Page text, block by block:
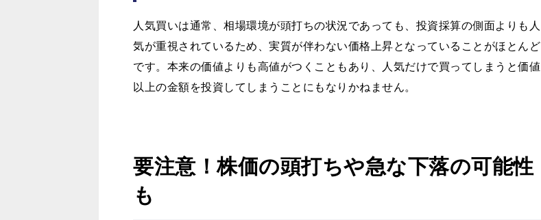
人気買いは通常、相場環境が頭打ちの状況であっても、投資採算の側面よりも人
気が重視されているため、実質が伴わない価格上昇となっていることがほとんど
です。本来の価値よりも高値がつくこともあり、人気だけで買ってしまうと価値
以上の金額を投資してしまうことにもなりかねません。
要注意！株価の頭打ちや急な下落の可能性
も